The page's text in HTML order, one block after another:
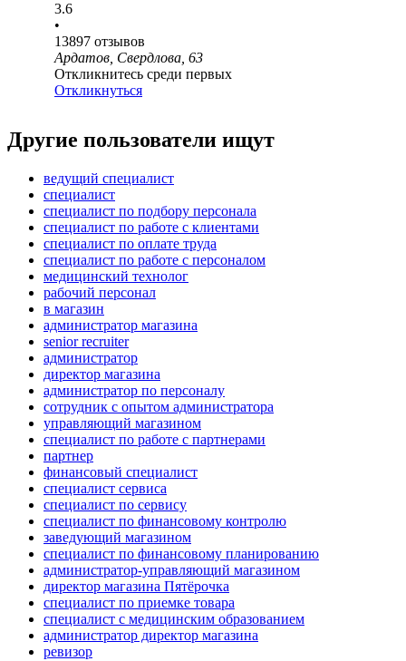
3.6
•
13897 отзывов
Ардатов, Свердлова, 63
Откликнитесь среди первых
Откликнуться
Другие пользователи ищут
ведущий специалист
специалист
специалист по подбору персонала
специалист по работе с клиентами
специалист по оплате труда
специалист по работе с персоналом
медицинский технолог
рабочий персонал
в магазин
администратор магазина
senior recruiter
администратор
директор магазина
администратор по персоналу
сотрудник с опытом администратора
управляющий магазином
специалист по работе с партнерами
партнер
финансовый специалист
специалист сервиса
специалист по сервису
специалист по финансовому контролю
заведующий магазином
специалист по финансовому планированию
администратор-управляющий магазином
директор магазина Пятёрочка
специалист по приемке товара
специалист с медицинским образованием
администратор директор магазина
ревизор